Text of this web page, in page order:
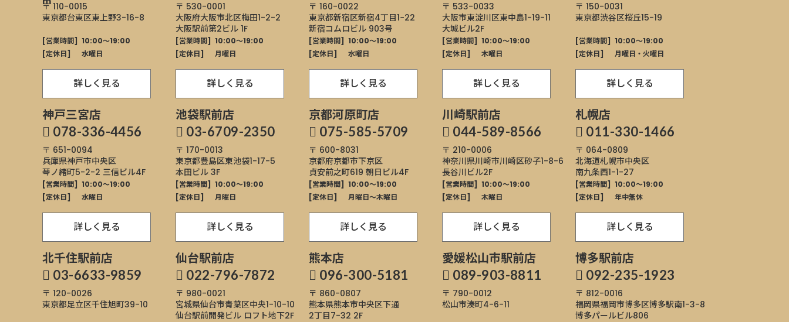
〒 110-0015
東京都台東区東上野3-16-8
[営業時間] 10:00～19:00
[定休日]
水曜日
詳しく見る
〒 530-0001
大阪府大阪市北区梅田1-2-2
大阪駅前第2ビル 1F
[営業時間] 10:00～19:00
[定休日]
月曜日
詳しく見る
〒 160-0022
東京都新宿区新宿4丁目1−22
新宿コムロビル 903号
[営業時間] 10:00～19:00
[定休日]
水曜日
詳しく見る
〒 533-0033
大阪市東淀川区東中島1-19-11
大城ビル2F
[営業時間] 10:00～19:00
[定休日]
木曜日
詳しく見る
〒 150-0031
東京都渋谷区桜丘15-19
[営業時間] 10:00～19:00
[定休日]
月曜日・火曜日
詳しく見る
神戸三宮店
078-336-4456
〒 651-0094
兵庫県神戸市中央区
琴ノ緒町5-2-2 三信ビル4F
[営業時間] 10:00～19:00
[定休日]
水曜日
詳しく見る
池袋駅前店
03-6709-2350
〒 170-0013
東京都豊島区東池袋1-17-5
本田ビル 3F
[営業時間] 10:00～19:00
[定休日]
月曜日
詳しく見る
京都河原町店
075-585-5709
〒 600-8031
京都府京都市下京区
貞安前之町619 朝日ビル4F
[営業時間] 10:00～19:00
[定休日]
月曜日〜木曜日
詳しく見る
川崎駅前店
044-589-8566
〒 210-0006
神奈川県川崎市川崎区砂子1-8-6
長谷川ビル2F
[営業時間] 10:00～19:00
[定休日]
木曜日
詳しく見る
札幌店
011-330-1466
〒 064-0809
北海道札幌市中央区
南九条西1-1-27
[営業時間] 10:00～19:00
[定休日]
年中無休
詳しく見る
北千住駅前店
03-6633-9859
〒 120-0026
東京都足立区千住旭町39-10
仙台駅前店
022-796-7872
〒 980-0021
宮城県仙台市青葉区中央1-10-10
仙台駅前開発ビル ロフト地下2F
熊本店
096-300-5181
〒 860-0807
熊本県熊本市中央区下通
2丁目7-32 2F
愛媛松山市駅前店
089-903-8811
〒 790-0012
松山市湊町4-6-11
博多駅前店
092-235-1923
〒 812-0016
福岡県福岡市博多区博多駅南1-3-8
博多パールビル806